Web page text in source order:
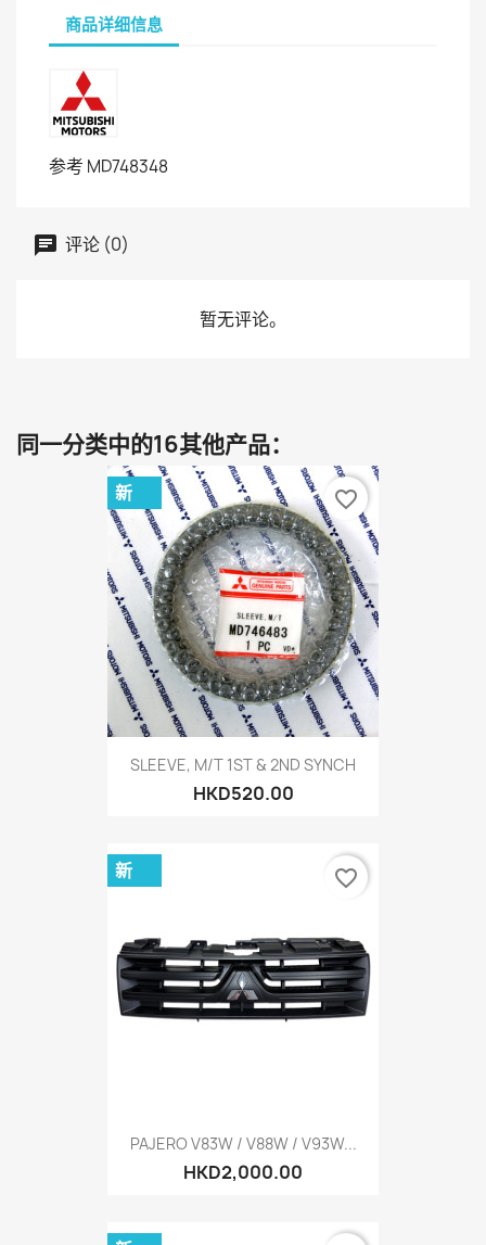
商品详细信息
参考 MD748348
评论 (0)
暂无评论。
同一分类中的16其他产品：
SLEEVE, M/T 1ST & 2ND SYNCH
HKD520.00
新 favorite_border
PAJERO V83W / V88W / V93W...
HKD2,000.00
新 favorite_border